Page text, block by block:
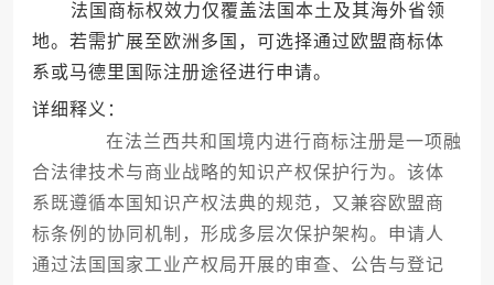
法国商标权效力仅覆盖法国本土及其海外省领
地。若需扩展至欧洲多国，可选择通过欧盟商标体
系或马德里国际注册途径进行申请。
详细释义：
在法兰西共和国境内进行商标注册是一项融
合法律技术与商业战略的知识产权保护行为。该体
系既遵循本国知识产权法典的规范，又兼容欧盟商
标条例的协同机制，形成多层次保护架构。申请人
通过法国国家工业产权局开展的审查、公告与登记